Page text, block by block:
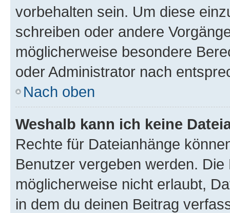
vorbehalten sein. Um diese
schreiben oder andere
möglicherweise besondere
oder Administrator nach
Nach oben
Weshalb kann ich keine
Rechte für Dateianhänge
Benutzer vergeben werden.
möglicherweise nicht erlaubt,
in dem du deinen Beitrag